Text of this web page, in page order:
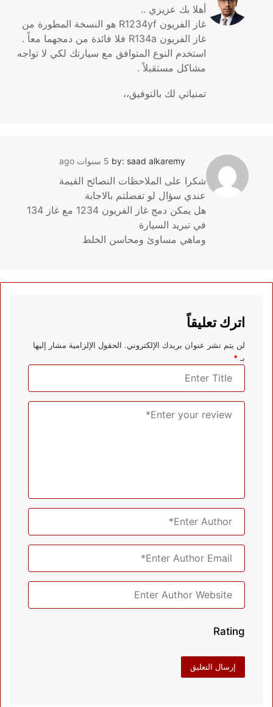
أهلا بك عزيزي ..
غاز الفريون R1234yf هو النسخة المطورة من
غاز الفريون R134a فلا فائدة من دمجهما معاً .
استخدم النوع المتوافق مع سيارتك لكي لا تواجه
مشاكل مستقبلاً .
تمنياتي لك بالتوفيق،،
by: saad alkaremy 5 سنوات ago
شكرا على الملاحظات النصائح القيمة
عندي سؤال لو تفضلتم بالاجابة
هل يمكن دمج غاز الفريون 1234 مع غاز 134
في تبريد السيارة
وماهي مساوئ ومحاسن الخلط
اترك تعليقاً
لن يتم نشر عنوان بريدك الإلكتروني. الحقول الإلزامية مشار إليها
بـ *
Rating